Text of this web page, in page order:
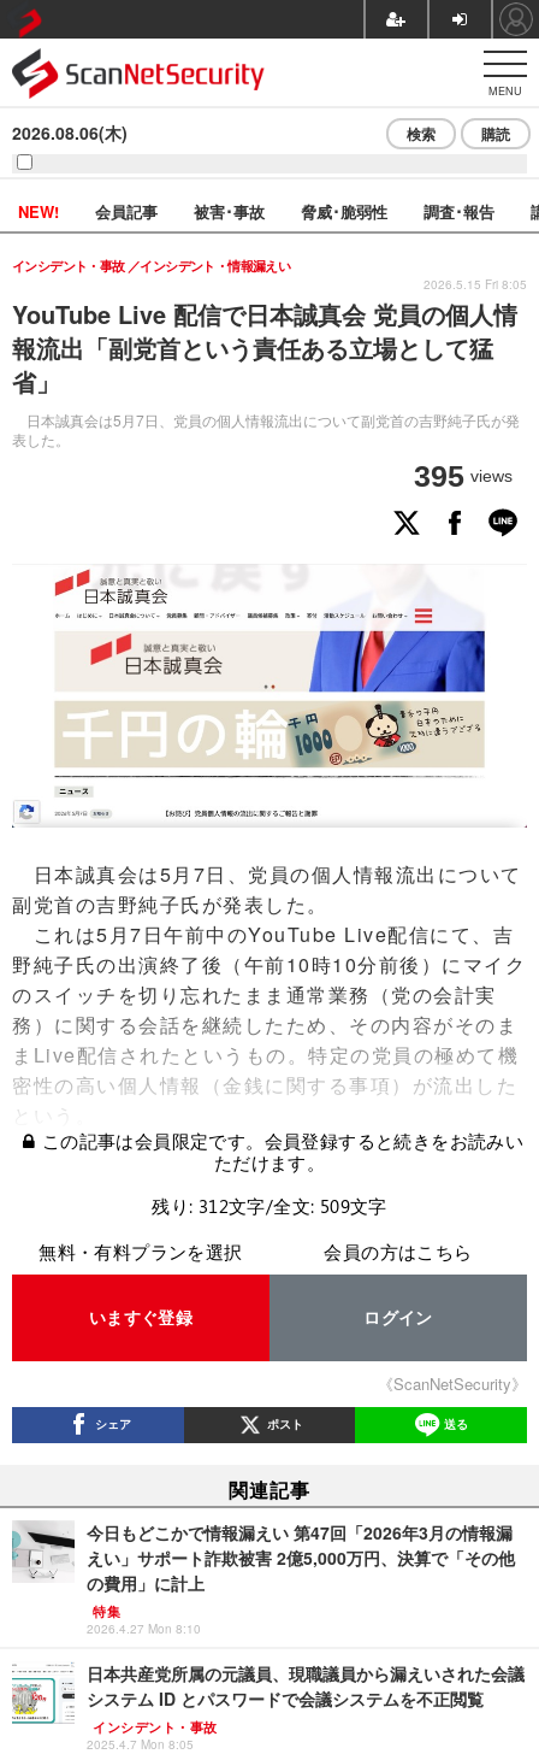
MENU
2026.08.06(木) 検索 購読
NEW! 会員記事 被害･事故 脅威･脆弱性 調査･報告
YouTube Live 配信で日本誠真会 党員の個人情
報流出「副党首という責任ある立場として猛
省」
日本誠真会は5月7日、党員の個人情報流出について副党首の吉野純子氏が発
表した。
インシデント・事故 インシデント・情報漏えい
395 views
2026.5.15 Fri 8:05
日本誠真会は5月7日、党員の個人情報流出について
副党首の吉野純子氏が発表した。
これは5月7日午前中のYouTube Live配信にて、吉
野純子氏の出演終了後（午前10時10分前後）にマイク
のスイッチを切り忘れたまま通常業務（党の会計実
務）に関する会話を継続したため、その内容がそのま
まLive配信されたというもの。特定の党員の極めて機
密性の高い個人情報（金銭に関する事項）が流出した
という。
この記事は会員限定です。会員登録すると続きをお読みい
ただけます。
残り: 312文字/全文: 509文字
無料・有料プランを選択
いますぐ登録
会員の方はこちら
ログイン
《ScanNetSecurity》
シェア ポスト 送る
関連記事
今日もどこかで情報漏えい 第47回「2026年3月の情報漏
えい」サポート詐欺被害 2億5,000万円、決算で「その他
の費用」に計上
特集
2026.4.27 Mon 8:10
日本共産党所属の元議員、現職議員から漏えいされた会議
システム ID とパスワードで会議システムを不正閲覧
インシデント・事故
2025.4.7 Mon 8:05